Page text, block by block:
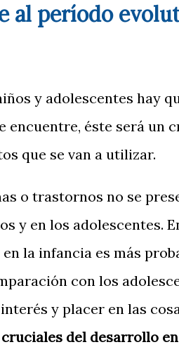
al período
y adolescentes hay
encuentre, éste será
que se van a utilizar.
o trastornos no se
y en los adolescentes.
la infancia es más
con los
y placer en las
del desarrollo